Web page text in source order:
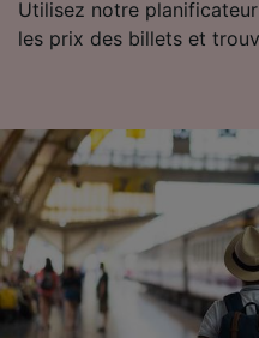
Utilisez notre
les prix des billets et